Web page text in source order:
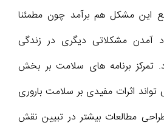
این مشکل هم برآمد چون مطمئنا
آمدن مشکلاتی دیگری در زندگی
تمرکز برنامه های سلامت بر بخش
اثرات مفیدی بر سلامت باروری
مطالعات بیشتر در تبیین نقش